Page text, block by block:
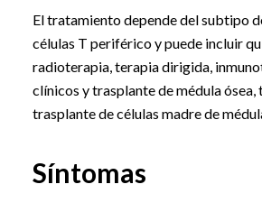
El tratamiento depende del subtipo
células T periférico y puede incluir
radioterapia, terapia dirigida,
clínicos y trasplante de médula
trasplante de células madre de
Síntomas